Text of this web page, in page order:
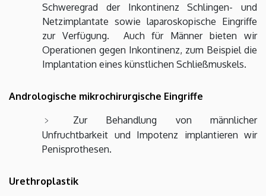
Schweregrad der Inkontinenz Schlingen- und
Netzimplantate sowie laparoskopische Eingriffe
zur Verfügung. Auch für Männer bieten wir
Operationen gegen Inkontinenz, zum Beispiel die
Implantation eines künstlichen Schließmuskels.
Andrologische mikrochirurgische Eingriffe
Zur Behandlung von männlicher
Unfruchtbarkeit und Impotenz implantieren wir
Penisprothesen.
Urethroplastik